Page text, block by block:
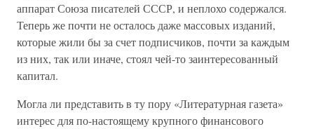
аппарат Союза писателей СССР, и неплохо содержался.
Теперь же почти не осталось даже массовых изданий,
которые жили бы за счет подписчиков, почти за каждым
из них, так или иначе, стоял чей-то заинтересованный
капитал.
Могла ли представить в ту пору «Литературная газета»
интерес для по-настоящему крупного финансового